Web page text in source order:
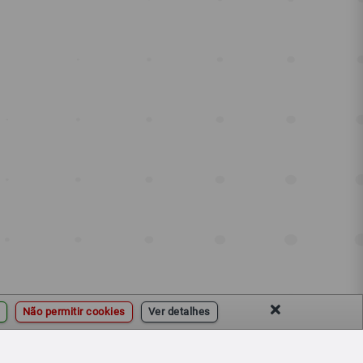
Não permitir cookies Ver detalhes